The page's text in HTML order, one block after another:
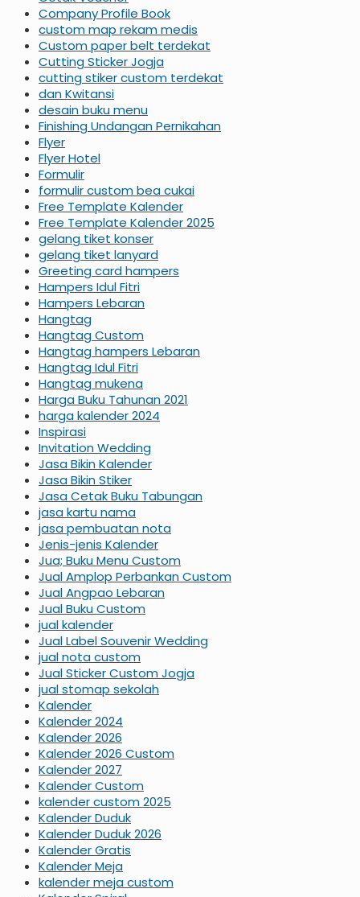
Company Profile Book
custom map rekam medis
Custom paper belt terdekat
Cutting Sticker Jogja
cutting stiker custom terdekat
dan Kwitansi
desain buku menu
Finishing Undangan Pernikahan
Flyer
Flyer Hotel
Formulir
formulir custom bea cukai
Free Template Kalender
Free Template Kalender 2025
gelang tiket konser
gelang tiket lanyard
Greeting card hampers
Hampers Idul Fitri
Hampers Lebaran
Hangtag
Hangtag Custom
Hangtag hampers Lebaran
Hangtag Idul Fitri
Hangtag mukena
Harga Buku Tahunan 2021
harga kalender 2024
Inspirasi
Invitation Wedding
Jasa Bikin Kalender
Jasa Bikin Stiker
Jasa Cetak Buku Tabungan
jasa kartu nama
jasa pembuatan nota
Jenis-jenis Kalender
Jua; Buku Menu Custom
Jual Amplop Perbankan Custom
Jual Angpao Lebaran
Jual Buku Custom
jual kalender
Jual Label Souvenir Wedding
jual nota custom
Jual Sticker Custom Jogja
jual stomap sekolah
Kalender
Kalender 2024
Kalender 2026
Kalender 2026 Custom
Kalender 2027
Kalender Custom
kalender custom 2025
Kalender Duduk
Kalender Duduk 2026
Kalender Gratis
Kalender Meja
kalender meja custom